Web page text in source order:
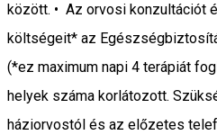
között. • Az orvosi konzultációt
költségeit* az
(*ez maximum napi 4 terápiát
helyek száma korlátozott.
háziorvostól és az előzetes